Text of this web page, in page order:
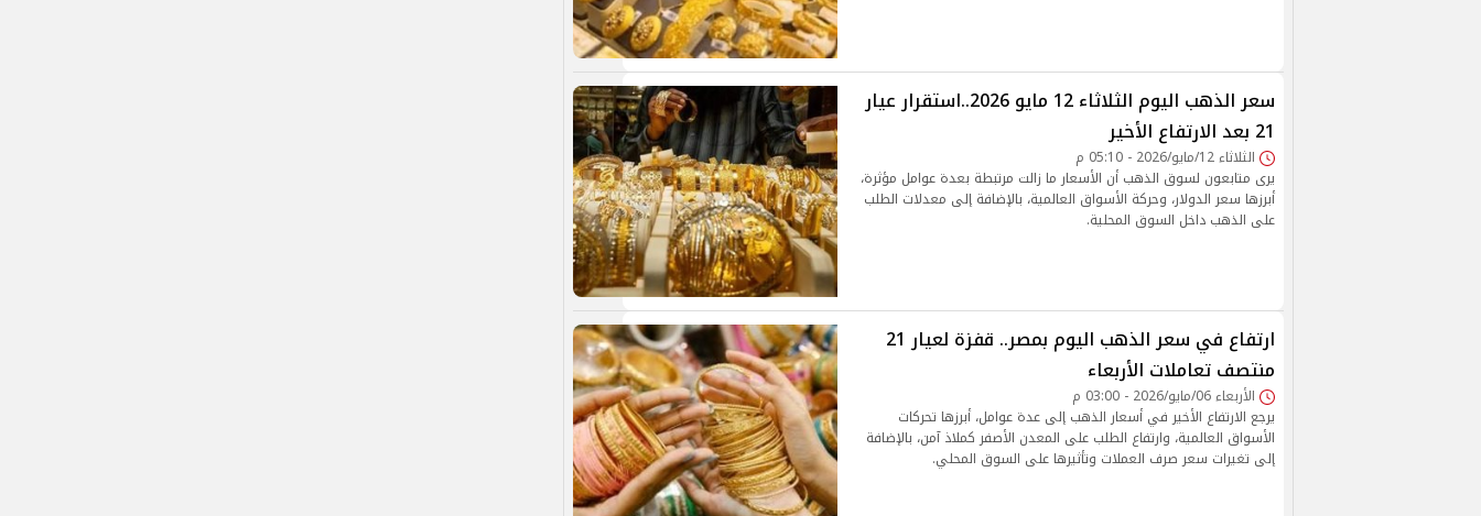
سعر الذهب اليوم الثلاثاء 12 مايو 2026..استقرار عيار
21 بعد الارتفاع الأخير
الثلاثاء 12/مايو/2026 - 05:10 م
يرى متابعون لسوق الذهب أن الأسعار ما زالت مرتبطة بعدة عوامل مؤثرة،
أبرزها سعر الدولار، وحركة الأسواق العالمية، بالإضافة إلى معدلات الطلب
على الذهب داخل السوق المحلية.
ارتفاع في سعر الذهب اليوم بمصر.. قفزة لعيار 21
منتصف تعاملات الأربعاء
الأربعاء 06/مايو/2026 - 03:00 م
يرجع الارتفاع الأخير في أسعار الذهب إلى عدة عوامل، أبرزها تحركات
الأسواق العالمية، وارتفاع الطلب على المعدن الأصفر كملاذ آمن، بالإضافة
إلى تغيرات سعر صرف العملات وتأثيرها على السوق المحلي.